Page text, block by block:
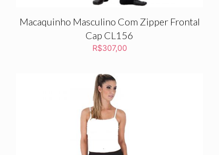
Macaquinho Masculino Com Zipper Frontal
Cap CL156
R$307,00